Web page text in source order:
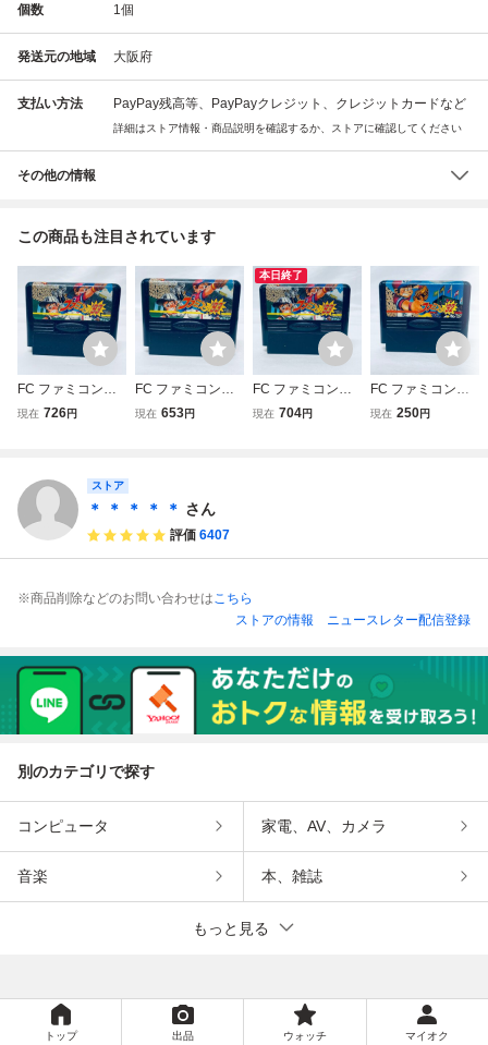
個数 1個
発送元の地域 大阪府
支払い方法 PayPay残高等、PayPayクレジット、クレジットカードなど
詳細はストア情報・商品説明を確認するか、ストアに確認してください
その他の情報
この商品も注目されています
FC ファミコンソ
フト ファミス
現在 726円
FC ファミコンソ
フト ファミス
現在 653円
本日終了
FC ファミコンソ
フト ファミス
現在 704円
FC ファミコンソ
フト ファミス
現在 250円
ストア
＊ ＊ ＊ ＊ ＊ さん
評価 6407
※商品削除などのお問い合わせはこちら
ストアの情報
ニュースレター配信登録
別のカテゴリで探す
コンピュータ 家電、AV、カメラ
音楽 本、雑誌
もっと見る
トップ 出品 ウォッチ マイオク